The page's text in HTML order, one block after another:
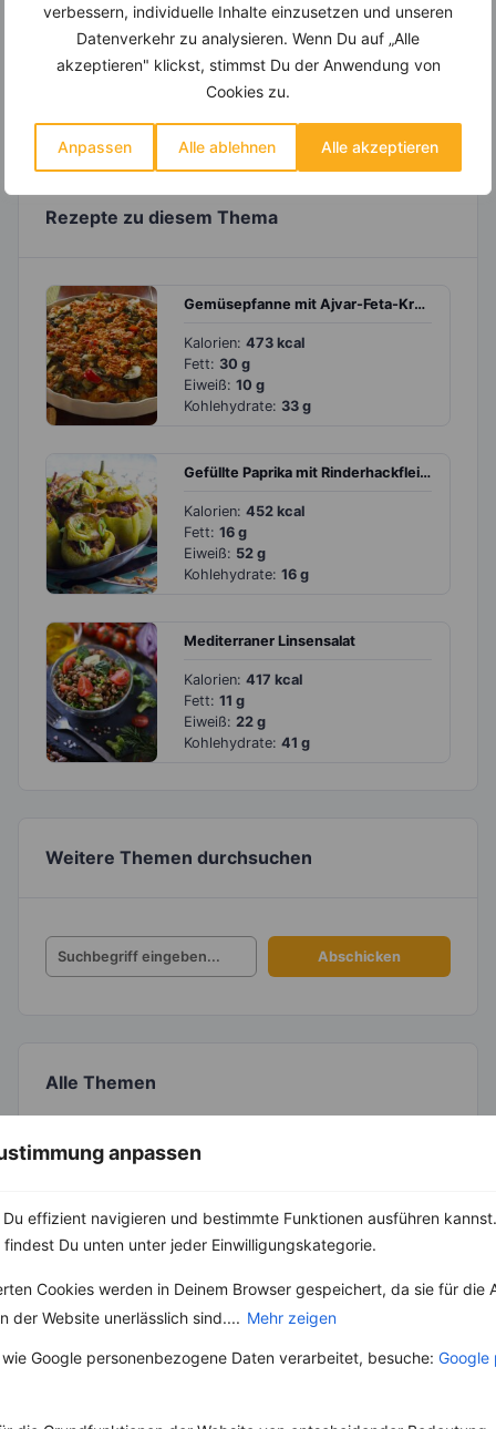
verbessern, individuelle Inhalte einzusetzen und unseren
Datenverkehr zu analysieren. Wenn Du auf „Alle
akzeptieren" klickst, stimmst Du der Anwendung von
Cookies zu.
Anpassen Alle ablehnen Alle akzeptieren
anpassen
effizient navigieren und bestimmte Funktionen ausführen
Du unten unter jeder Einwilligungskategorie.
Cookies werden in Deinem Browser gespeichert, da sie für die
der Website unerlässlich sind.... Mehr zeigen
Google personenbezogene Daten verarbeitet, besuche: Google
Zurück zur Übersicht
Rezepte zu diesem Thema
Gemüsepfanne mit Ajvar-Feta-Kruste
Kalorien: 473 kcal
Fett: 30 g
Eiweiß: 10 g
Kohlehydrate: 33 g
Gefüllte Paprika mit Rinderhackfleisch und Ajvar
Kalorien: 452 kcal
Fett: 16 g
Eiweiß: 52 g
Kohlehydrate: 16 g
Mediterraner Linsensalat
Kalorien: 417 kcal
Fett: 11 g
Eiweiß: 22 g
Kohlehydrate: 41 g
Weitere Themen durchsuchen
Alle Themen
Abnehmen
Diäten
Gesunde Ernährung
High Protein
Kräuter & Gewürze
Low Carb